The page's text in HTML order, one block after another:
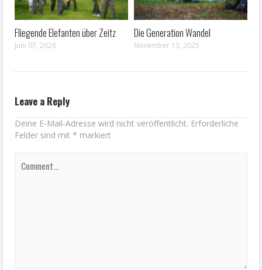
Fliegende Elefanten über Zeitz
Juni 07, 2026
Die Generation Wandel
November 13, 2025
Leave a Reply
Deine E-Mail-Adresse wird nicht veröffentlicht. Erforderliche
Felder sind mit
markiert